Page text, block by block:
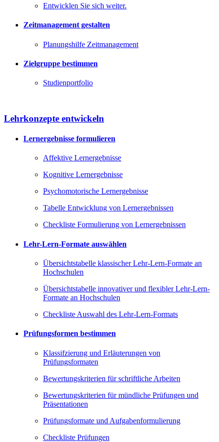
Entwicklen Sie sich weiter.
Zeitmanagement gestalten
Planungshilfe Zeitmanagement
Zielgruppe bestimmen
Studienportfolio
Lehrkonzepte entwickeln
Lernergebnisse formulieren
Affektive Lernergebnisse
Kognitive Lernergebnisse
Psychomotorische Lernergebnisse
Tabelle Entwicklung von Lernergebnissen
Checkliste Formulierung von Lernergebnissen
Lehr-Lern-Formate auswählen
Übersichtstabelle klassischer Lehr-Lern-Formate an
Hochschulen
Übersichtstabelle innovativer und flexibler Lehr-Lern-
Formate an Hochschulen
Checkliste Auswahl des Lehr-Lern-Formats
Prüfungsformen bestimmen
Klassifzierung und Erläuterungen von
Prüfungsformaten
Bewertungskriterien für schriftliche Arbeiten
Bewertungskriterien für mündliche Prüfungen und
Präsentationen
Prüfungsformate und Aufgabenformulierung
Checkliste Prüfungen